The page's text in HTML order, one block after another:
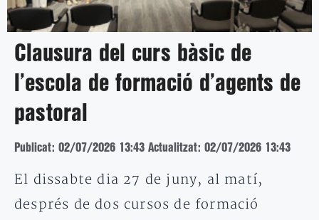
Clausura del curs bàsic de
l’escola de formació d’agents de
pastoral
Publicat: 02/07/2026 13:43 Actualitzat: 02/07/2026 13:43
El dissabte dia 27 de juny, al matí,
després de dos cursos de formació